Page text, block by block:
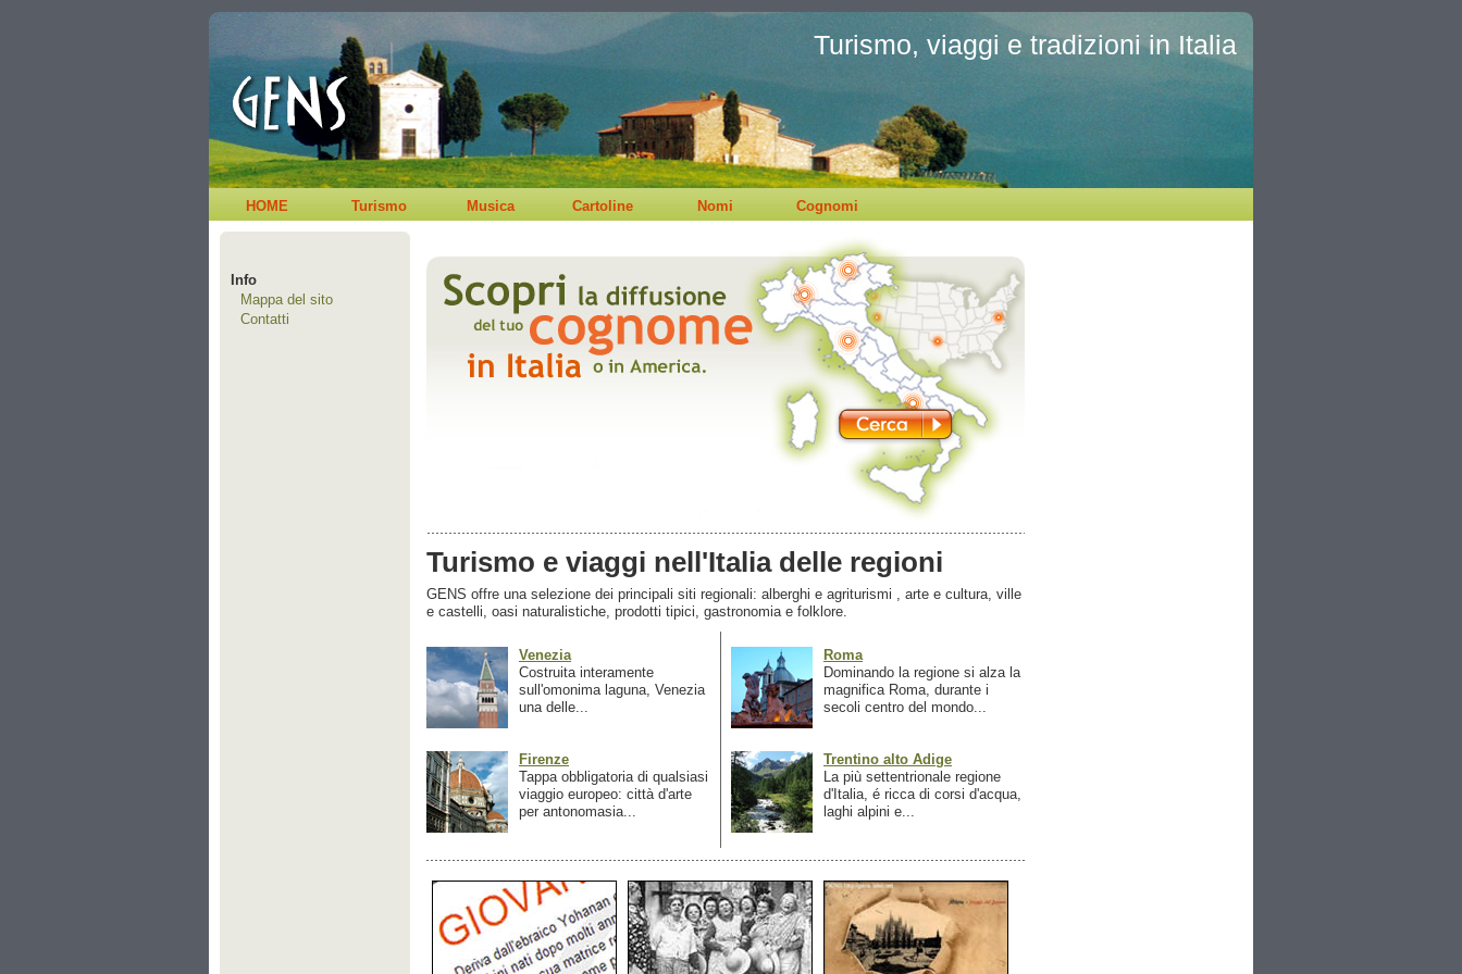
Turismo, viaggi e tradizioni in Italia
HOME Turismo Musica Cartoline Nomi Cognomi
Info
Mappa del sito
Contatti
Turismo e viaggi nell'Italia delle regioni
GENS offre una selezione dei principali siti regionali: alberghi e agriturismi , arte e cultura, ville
e castelli, oasi naturalistiche, prodotti tipici, gastronomia e folklore.
Venezia
Costruita interamente
sull'omonima laguna, Venezia
una delle...
Firenze
Tappa obbligatoria di qualsiasi
viaggio europeo: città d'arte
per antonomasia...
Roma
Dominando la regione si alza la
magnifica Roma, durante i
secoli centro del mondo...
Trentino alto Adige
La più settentrionale regione
d'Italia, é ricca di corsi d'acqua,
laghi alpini e...